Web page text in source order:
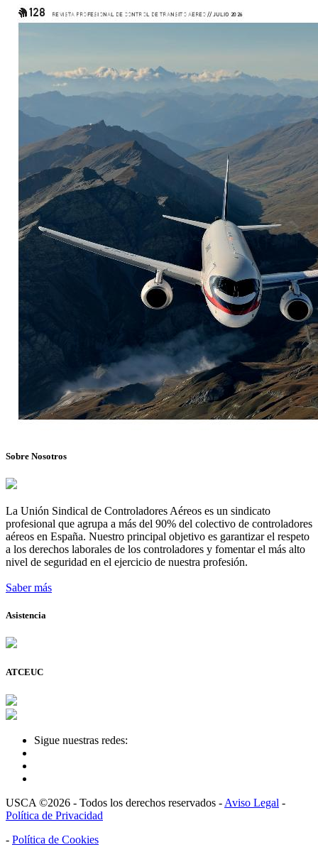
Sobre Nosotros
La Unión Sindical de Controladores Aéreos es un sindicato
profesional que agrupa a más del 90% del colectivo de controladores
aéreos en España. Nuestro principal objetivo es garantizar el respeto
a los derechos laborales de los controladores y fomentar el más alto
nivel de seguridad en el ejercicio de nuestra profesión.
Saber más
Asistencia
ATCEUC
Sigue nuestras redes:
USCA ©2026 - Todos los derechos reservados - Aviso Legal -
Política de Privacidad
- Política de Cookies